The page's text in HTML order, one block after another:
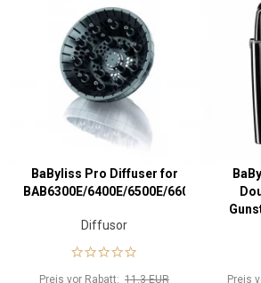
BaByliss Pro Diffuser for
BAB6300E/6400E/6500E/6600E/6700
Diffusor
Preis vor Rabatt: 11.3 EUR Preis